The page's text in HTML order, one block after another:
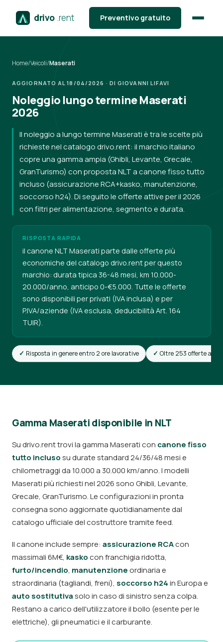
drivo .rent Preventivo gratuito
Home/Veicoli/Maserati
AGGIORNATO AL 18/04/2026 · DI GIOVANNI LIFAVI
Noleggio lungo termine Maserati
2026
Il noleggio a lungo termine Maserati è tra le scelte più
richieste nel catalogo drivo.rent: il marchio italiano
copre una gamma ampia (Ghibli, Levante, Grecale,
GranTurismo) con proposta NLT a canone fisso tutto
incluso (assicurazione RCA+kasko, manutenzione,
soccorso h24). Di seguito le offerte attive per il 2026
con filtri per alimentazione, segmento e durata.
RISPOSTA RAPIDA
il canone NLT Maserati parte dalle offerte più
economiche del catalogo drivo.rent per questo
marchio: durata tipica 36-48 mesi, km 10.000-
20.000/anno, anticipo 0-€5.000. Tutte le offerte
sono disponibili per privati (IVA inclusa) e per
P.IVA/aziende (IVA esclusa, deducibilità Art. 164
TUIR).
Risposta in genere entro 2 ore lavorative Oltre 253 offerte attive
Gamma Maserati disponibile in NLT
Su drivo.rent trovi la gamma Maserati con canone fisso
tutto inclusosu durate standard 24/36/48 mesi e
chilometraggi da 10.000 a 30.000 km/anno. I modelli
Maserati più richiesti nel 2026 sono Ghibli, Levante,
Grecale, GranTurismo. Le configurazioni in pronta
consegna sono aggiornate quotidianamente dal
catalogo ufficiale del costruttore tramite feed.
Il canone include sempre: assicurazione RCAcon
massimali 6M€, kaskocon franchigia ridotta,
furto/incendio, manutenzioneordinaria e
straordinaria (tagliandi, freni), soccorso h24in Europa e
auto sostitutivasolo in caso di sinistro senza colpa.
Restano a carico dell'utilizzatore il bollo (esente per le
elettriche), gli pneumatici e il carburante.